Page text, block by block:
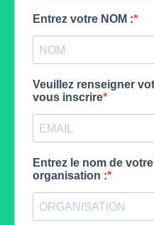
Entrez votre NOM :
Veuillez renseigner
vous inscrire
Entrez le nom de
organisation :